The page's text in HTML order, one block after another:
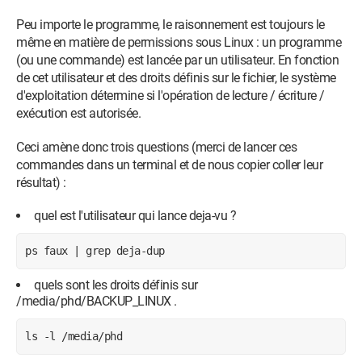
Peu importe le programme, le raisonnement est toujours le
même en matière de permissions sous Linux : un programme
(ou une commande) est lancée par un utilisateur. En fonction
de cet utilisateur et des droits définis sur le fichier, le système
d'exploitation détermine si l'opération de lecture / écriture /
exécution est autorisée.
Ceci amène donc trois questions (merci de lancer ces
commandes dans un terminal et de nous copier coller leur
résultat) :
quel est l'utilisateur qui lance deja-vu ?
ps faux | grep deja-dup
quels sont les droits définis sur
/media/phd/BACKUP_LINUX .
ls -l /media/phd